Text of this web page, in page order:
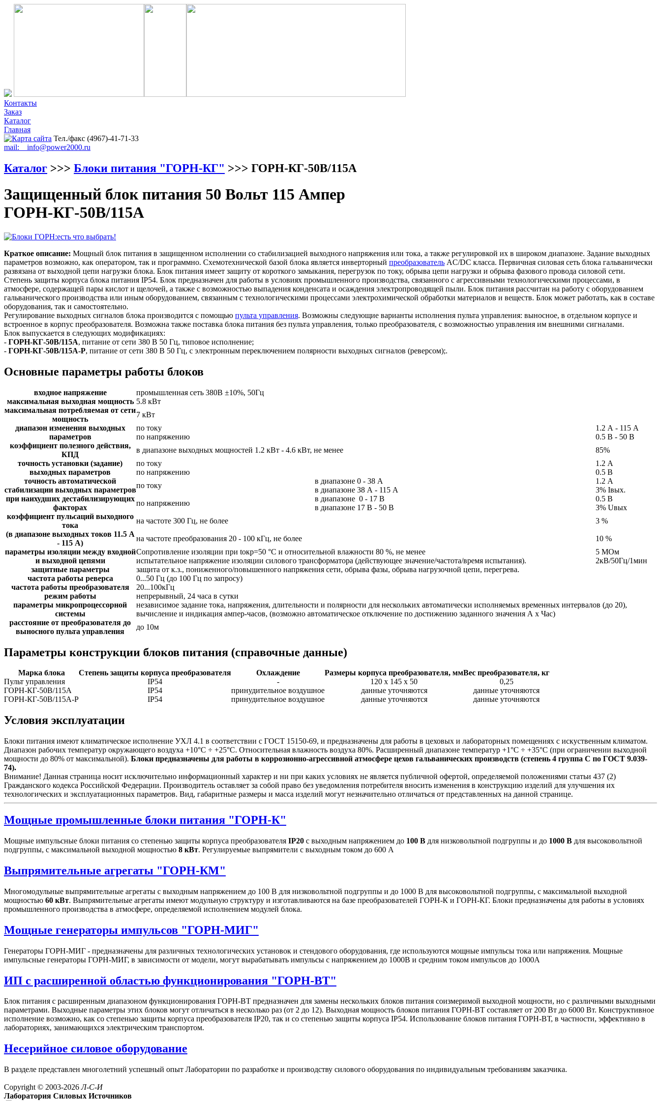
Контакты
Заказ
Каталог
Главная
Тел./факс (4967)-41-71-33
mail: info@power2000.ru
Каталог >>> Блоки питания "ГОРН-КГ" >>> ГОРН-КГ-50В/115А
Защищенный блок питания 50 Вольт 115 Ампер
ГОРН-КГ-50В/115А
Краткое описание: Мощный блок питания в защищенном исполнении со стабилизацией выходного напряжения или тока, а также регулировкой их в широком диапазоне. Задание выходных
параметров возможно, как оператором, так и программно. Схемотехнической базой блока является инверторный преобразователь AC/DC класса. Первичная силовая сеть блока гальванически
развязана от выходной цепи нагрузки блока. Блок питания имеет защиту от короткого замыкания, перегрузок по току, обрыва цепи нагрузки и обрыва фазового провода силовой сети.
Степень защиты корпуса блока питания IP54. Блок предназначен для работы в условиях промышленного производства, связанного с агрессивными технологическими процессами, в
атмосфере, содержащей пары кислот и щелочей, а также с возможностью выпадения конденсата и осаждения электропроводящей пыли. Блок питания рассчитан на работу с оборудованием
гальванического производства или иным оборудованием, связанным с технологическими процессами электрохимической обработки материалов и веществ. Блок может работать, как в составе
оборудования, так и самостоятельно.
Регулирование выходных сигналов блока производится с помощью пульта управления. Возможны следующие варианты исполнения пульта управления: выносное, в отдельном корпусе и
встроенное в корпус преобразователя. Возможна также поставка блока питания без пульта управления, только преобразователя, с возможностью управления им внешними сигналами.
Блок выпускается в следующих модификациях:
- ГОРН-КГ-50В/115А, питание от сети 380 В 50 Гц, типовое исполнение;
- ГОРН-КГ-50В/115А-Р, питание от сети 380 В 50 Гц, с электронным переключением полярности выходных сигналов (реверсом);.
Основные параметры работы блоков
входное напряжение
промышленная сеть 380В ±10%, 50Гц
максимальная выходная мощность 5.8 кВт
максимальная потребляемая от сети
мощность
7 кВт
диапазон изменения выходных
параметров
по току
1.2 А - 115 А
по напряжению
0.5 В - 50 В
коэффициент полезного действия,
КПД
в диапазоне выходных мощностей 1.2 кВт - 4.6 кВт, не менее
85%
точность установки (задание)
выходных параметров
по току
1.2 А
по напряжению
0.5 В
точность автоматической
стабилизации выходных параметров
при наихудших дестабилизирующих
факторах
по току
в диапазоне 0 - 38 А
1.2 А
в диапазоне 38 А - 115 А
3% Iвых.
по напряжению
в диапазоне 0 - 17 В
0.5 В
в диапазоне 17 В - 50 В
3% Uвых
коэффициент пульсаций выходного
тока
(в диапазоне выходных токов 11.5 А
- 115 А)
на частоте 300 Гц, не более 3 %
на частоте преобразования 20 - 100 кГц, не более
10 %
параметры изоляции между входной
и выходной цепями
Сопротивление изоляции при tокр=50 °С и относительной влажности 80 %, не менее
5 МОм
испытательное напряжение изоляции силового трансформатора (действующее значение/частота/время испытания).
2кВ/50Гц/1мин
защитные параметры
защита от к.з., пониженного/повышенного напряжения сети, обрыва фазы, обрыва нагрузочной цепи, перегрева.
частота работы реверса
0...50 Гц (до 100 Гц по запросу)
частота работы преобразователя
20...100кГц
режим работы
непрерывный, 24 часа в сутки
параметры микропроцессорной
системы
независимое задание тока, напряжения, длительности и полярности для нескольких автоматически исполняемых временных интервалов (до 20),
вычисление и индикация ампер-часов, (возможно автоматическое отключение по достижению заданного значения А х Час)
расстояние от преобразователя до
выносного пульта управления
до 10м
Параметры конструкции блоков питания (справочные данные)
Марка блока Степень защиты корпуса преобразователя Охлаждение Размеры корпуса преобразователя, ммВес преобразователя, кг
Пульт управления
IP54 - 120 х 145 х 50
0,25
ГОРН-КГ-50В/115А
IP54 принудительное воздушное данные уточняются
данные уточняются
ГОРН-КГ-50В/115А-Р
IP54 принудительное воздушное данные уточняются данные уточняются
Условия эксплуатации
Блоки питания имеют климатическое исполнение УХЛ 4.1 в соответствии с ГОСТ 15150-69, и предназначены для работы в цеховых и лабораторных помещениях с искуственным климатом.
Диапазон рабочих температур окружающего воздуха +10°С ÷ +25°С. Относительная влажность воздуха 80%. Расширенный диапазоне температур +1°С ÷ +35°С (при ограничении выходной
мощности до 80% от максимальной). Блоки предназначены для работы в коррозионно-агрессивной атмосфере цехов гальванических производств (степень 4 группа C по ГОСТ 9.039-
74).
Внимание! Данная страница носит исключительно информационный характер и ни при каких условиях не является публичной офертой, определяемой положениями статьи 437 (2)
Гражданского кодекса Российской Федерации. Производитель оставляет за собой право без уведомления потребителя вносить изменения в конструкцию изделий для улучшения их
технологических и эксплуатационных параметров. Вид, габаритные размеры и масса изделий могут незначительно отличаться от представленных на данной странице.
Мощные промышленные блоки питания "ГОРН-К"
Мощные импульсные блоки питания со степенью защиты корпуса преобразователя IP20 с выходным напряжением до 100 В для низковольтной подгруппы и до 1000 В для высоковольтной
подгруппы, с максимальной выходной мощностью 8 кВт. Регулируемые выпрямители с выходным током до 600 А
Выпрямительные агрегаты "ГОРН-КМ"
Многомодульные выпрямительные агрегаты с выходным напряжением до 100 В для низковольтной подгруппы и до 1000 В для высоковольтной подгруппы, с максимальной выходной
мощностью 60 кВт. Выпрямительные агрегаты имеют модульную структуру и изготавливаются на базе преобразователей ГОРН-К и ГОРН-КГ. Блоки предназначены для работы в условиях
промышленного производства в атмосфере, определяемой исполнением модулей блока.
Мощные генераторы импульсов "ГОРН-МИГ"
Генераторы ГОРН-МИГ - предназначены для различных технологических установок и стендового оборудования, где используются мощные импульсы тока или напряжения. Мощные
импульсные генераторы ГОРН-МИГ, в зависимости от модели, могут вырабатывать импульсы c напряжением до 1000В и средним током импульсов до 1000А
ИП с расширенной областью функционирования "ГОРН-ВТ"
Блок питания с расширенным диапазоном функционирования ГОРН-ВТ предназначен для замены нескольких блоков питания соизмеримой выходной мощности, но с различными выходными
параметрами. Выходные параметры этих блоков могут отличаться в несколько раз (от 2 до 12). Выходная мощность блоков питания ГОРН-ВТ составляет от 200 Вт до 6000 Вт. Конструктивное
исполнение возможно, как со степенью защиты корпуса преобразователя IP20, так и со степенью защиты корпуса IP54. Использование блоков питания ГОРН-ВТ, в частности, эффективно в
лабораториях, занимающихся электрическим транспортом.
Несерийное силовое оборудование
В разделе представлен многолетний успешный опыт Лаборатории по разработке и производству силового оборудования по индивидуальным требованиям заказчика.
Copyright © 2003-2026Л-С-И
Лаборатория Силовых Источников